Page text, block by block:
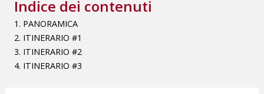
Indice dei contenuti
1. PANORAMICA
2. ITINERARIO #1
3. ITINERARIO #2
4. ITINERARIO #3